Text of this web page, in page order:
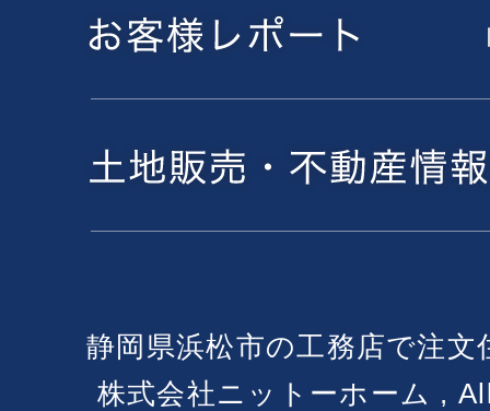
静岡県浜松市の工務店で注
株式会社ニットーホーム ,